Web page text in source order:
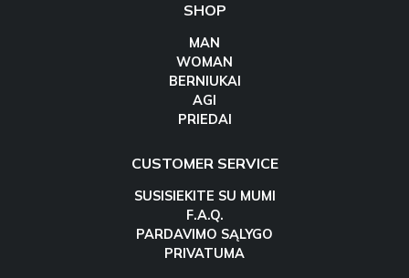
SHOP
MAN
WOMAN
BERNIUKAI
AGI
PRIEDAI
CUSTOMER SERVICE
SUSISIEKITE SU MUMI
F.A.Q.
PARDAVIMO SĄLYGO
PRIVATUMA